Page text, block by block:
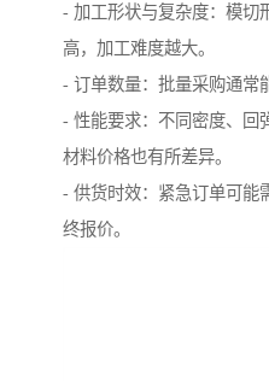
- 加工形状与复杂度：模切
高，加工难度越大。
- 订单数量：批量采购通常
- 性能要求：不同密度、回
材料价格也有所差异。
- 供货时效：紧急订单可能
终报价。